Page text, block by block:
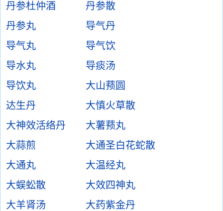
丹参杜仲酒
丹参散
丹参丸
导气丹
导气丸
导气饮
导水丸
导痰汤
导饮丸
大山蓣圆
达生丹
大慎火草散
大神效活络丹
大薯蓣丸
大蒜煎
大通圣白花蛇散
大通丸
大温经丸
大蜈蚣散
大效四神丸
大羊肾汤
大药紫金丹